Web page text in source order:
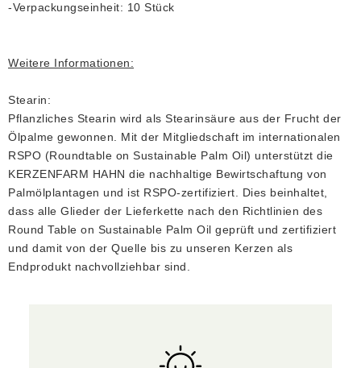
-Verpackungseinheit: 10 Stück
Weitere Informationen:
Stearin:
Pflanzliches Stearin wird als Stearinsäure aus der Frucht der
Ölpalme gewonnen. Mit der Mitgliedschaft im internationalen
RSPO (Roundtable on Sustainable Palm Oil) unterstützt die
KERZENFARM HAHN die nachhaltige Bewirtschaftung von
Palmölplantagen und ist RSPO-zertifiziert. Dies beinhaltet,
dass alle Glieder der Lieferkette nach den Richtlinien des
Round Table on Sustainable Palm Oil geprüft und zertifiziert
und damit von der Quelle bis zu unseren Kerzen als
Endprodukt nachvollziehbar sind.